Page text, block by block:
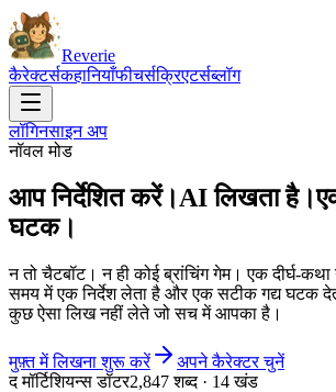
Reverie
कैरेक्टर्सकहानियाँफीचर्सक्रिएटर्सब्लॉग
लॉगिनसाइन अप
नॉवल मोड
आप निर्देशित करें।AI लिखता है।
घटक।
न तो चैटबॉट। न ही कोई ब्रांचिंग गेम। एक दीर्घ-
समय में एक निर्देश लेता है और एक सटीक गद्य घटक
कुछ ऐसा लिख नहीं लेते जो सच में आपका है।
मुफ़्त में लिखना शुरू करें
अपने कैरेक्टर चुनें
द मॉर्टिशियन्स डॉटर2,847 शब्द · 14 खंड